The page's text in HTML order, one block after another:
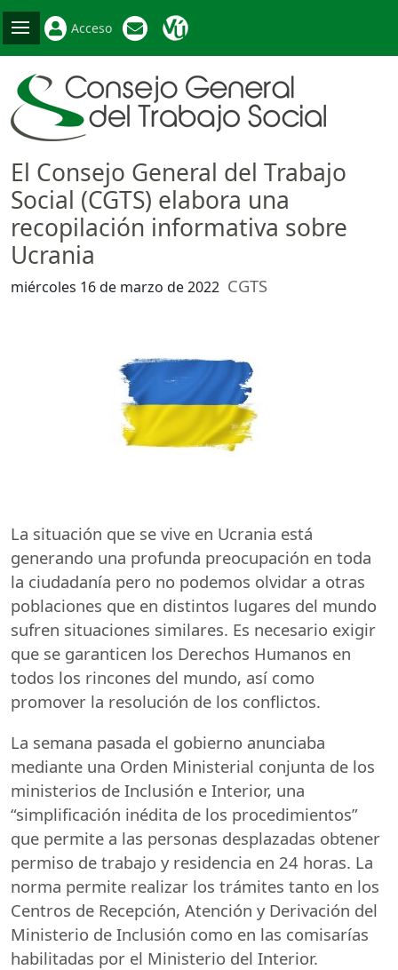
Acceso
El Consejo General del Trabajo
Social (CGTS) elabora una
recopilación informativa sobre
Ucrania
miércoles 16 de marzo de 2022 CGTS
La situación que se vive en Ucrania está
generando una profunda preocupación en toda
la ciudadanía pero no podemos olvidar a otras
poblaciones que en distintos lugares del mundo
sufren situaciones similares. Es necesario exigir
que se garanticen los Derechos Humanos en
todos los rincones del mundo, así como
promover la resolución de los conflictos.
La semana pasada el gobierno anunciaba
mediante una Orden Ministerial conjunta de los
ministerios de Inclusión e Interior, una
“simplificación inédita de los procedimientos”
que permite a las personas desplazadas obtener
permiso de trabajo y residencia en 24 horas. La
norma permite realizar los trámites tanto en los
Centros de Recepción, Atención y Derivación del
Ministerio de Inclusión como en las comisarías
habilitadas por el Ministerio del Interior.